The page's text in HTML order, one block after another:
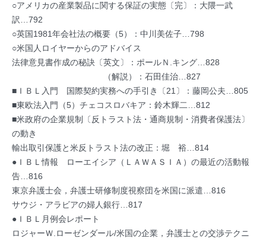
○アメリカの産業製品に関する保証の実態〔完〕：大隈一武
訳…792
○英国1981年会社法の概要（5）：中川美佐子…798
○米国人ロイヤーからのアドバイス
法律意見書作成の秘訣〔英文〕：ポールＮ.キング…828
（解説）：石田佳治…827
■ＩＢＬ入門 国際契約実務への手引き〔21〕：藤岡公夫…805
■東欧法入門（5）チェコスロバキア：鈴木輝二…812
■米政府の企業規制〔反トラスト法・通商規制・消費者保護法〕
の動き
輸出取引保護と米反トラスト法の改正：堀 裕…814
●ＩＢＬ情報 ローエイシア（ＬＡＷＡＳＩＡ）の最近の活動報
告…816
東京弁護士会，弁護士研修制度視察団を米国に派遣…816
サウジ・アラビアの婦人銀行…817
●ＩＢＬ月例会レポート
ロジャーＷ.ローゼンダール/米国の企業，弁護士との交渉テクニ